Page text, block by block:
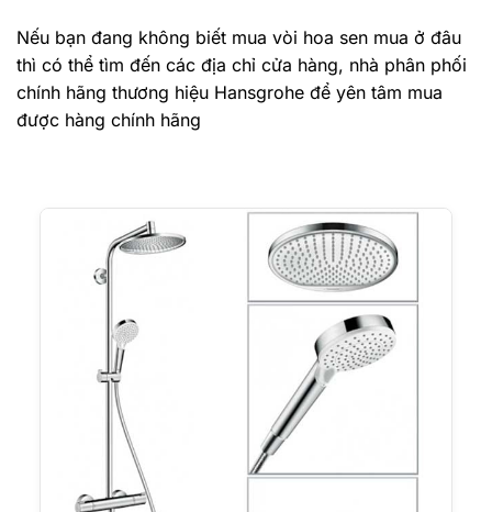
Nếu bạn đang không biết mua vòi hoa sen mua ở đâu
thì có thể tìm đến các địa chỉ cửa hàng, nhà phân phối
chính hãng thương hiệu Hansgrohe để yên tâm mua
được hàng chính hãng